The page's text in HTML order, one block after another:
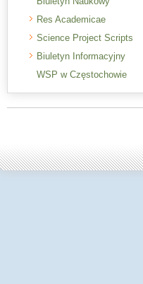
Res Academicae
Science Project Scripts
Biuletyn Informacyjny
WSP w Częstochowie